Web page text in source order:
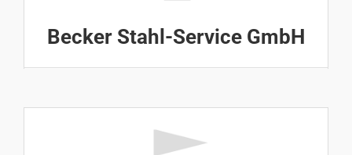
Becker Stahl-Service GmbH